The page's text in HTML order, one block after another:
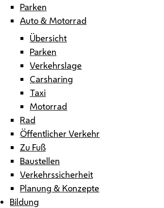
Parken
Auto & Motorrad
Übersicht
Parken
Verkehrslage
Carsharing
Taxi
Motorrad
Rad
Öffentlicher Verkehr
Zu Fuß
Baustellen
Verkehrssicherheit
Planung & Konzepte
Bildung